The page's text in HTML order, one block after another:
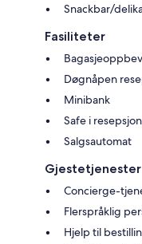
Snackbar/
Fasiliteter
Døgnåpen
Minibank
Safe i
Salgsautomat
Gjestetjenester
Concierge-
Flerspråklig
Hjelp til